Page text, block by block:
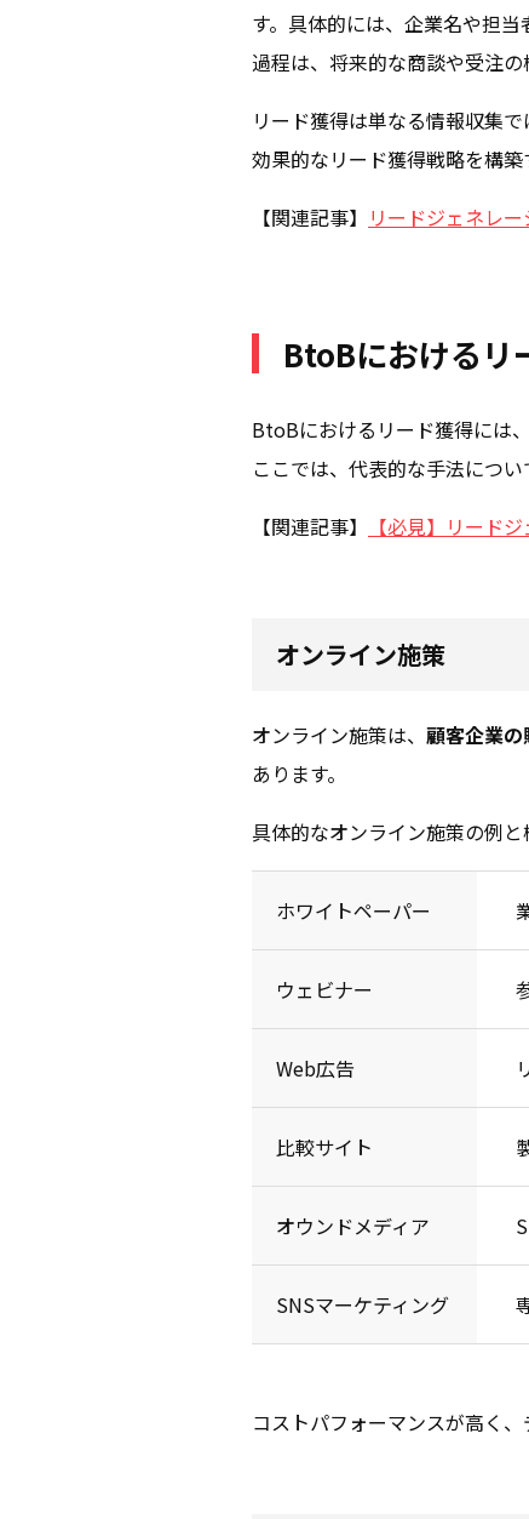
す。具体的には、企業名や担
過程は、将来的な商談や受注
リード獲得は単なる情報収集
効果的なリード獲得戦略を構
【関連記事】 リードジェネレ
BtoBにおけるリ
BtoBにおけるリード獲得には
ここでは、代表的な手法につい
【関連記事】
【必見】リード
オンライン施策
オンライン施策は、 顧客企業
あります。
具体的なオンライン施策の例と
ホワイトペーパー
ウェビナー
Web広告
比較サイト
オウンドメディア
SNSマーケティング
コストパフォーマンスが高く